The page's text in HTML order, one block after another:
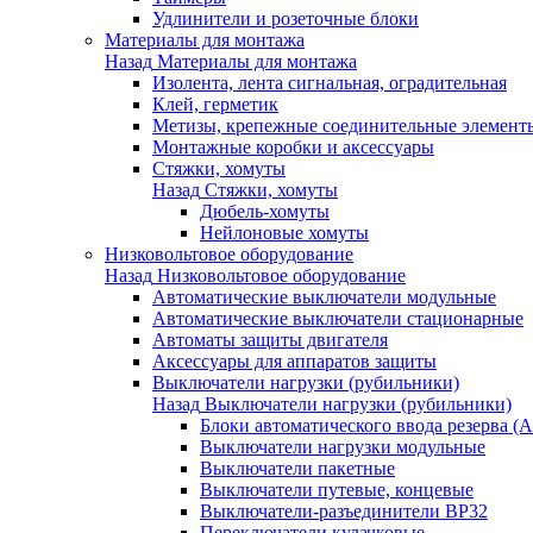
Удлинители и розеточные блоки
Материалы для монтажа
Назад Материалы для монтажа
Изолента, лента сигнальная, оградительная
Клей, герметик
Метизы, крепежные соединительные
Монтажные коробки и аксессуары
Стяжки, хомуты
Назад Стяжки, хомуты
Дюбель-хомуты
Нейлоновые хомуты
Низковольтовое оборудование
Назад Низковольтовое оборудование
Автоматические выключатели модульные
Автоматические выключатели стационарные
Автоматы защиты двигателя
Аксессуары для аппаратов защиты
Выключатели нагрузки (рубильники)
Назад Выключатели нагрузки (рубильники)
Блоки автоматического ввода резерва
Выключатели нагрузки модульные
Выключатели пакетные
Выключатели путевые, концевые
Выключатели-разъединители ВР32